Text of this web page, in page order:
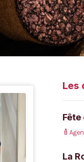
Les
Fête
La